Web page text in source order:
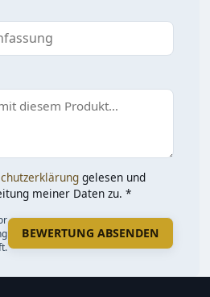
gelesen und
meiner Daten zu. *
BEWERTUNG ABSENDEN